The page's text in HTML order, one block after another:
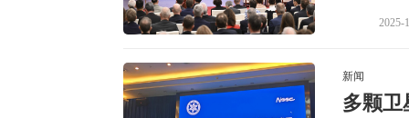
2025-
新闻
多颗卫